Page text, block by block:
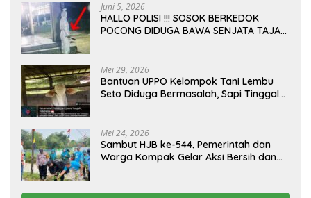
Juni 5, 2026
HALLO POLISI !!! SOSOK BERKEDOK
POCONG DIDUGA BAWA SENJATA TAJAM
Mei 29, 2026
Bantuan UPPO Kelompok Tani Lembu
Seto Diduga Bermasalah, Sapi Tinggal
Mei 24, 2026
Sambut HJB ke-544, Pemerintah dan
Warga Kompak Gelar Aksi Bersih dan